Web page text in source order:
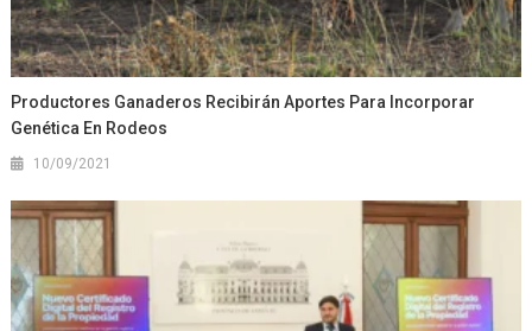
Productores Ganaderos Recibirán Aportes Para Incorporar
Genética En Rodeos
10/09/2021